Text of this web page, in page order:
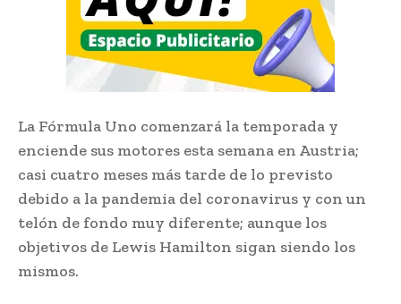
La Fórmula Uno comenzará la temporada y
enciende sus motores esta semana en Austria;
casi cuatro meses más tarde de lo previsto
debido a la pandemia del coronavirus y con un
telón de fondo muy diferente; aunque los
objetivos de Lewis Hamilton sigan siendo los
mismos.